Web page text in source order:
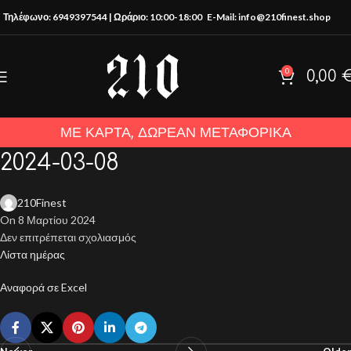
Τηλέφωνο: 6949397544 | Ωράριο: 10:00-18:00 E-Mail: info@210finest.shop
0 0,00
ΜΕ ΚΑΡΤΑ, ΔΩΡΕΑΝ ΜΕΤΑΦΟΡΙΚΑ
2024-03-08
210Finest
On 8 Μαρτίου 2024
Δεν επιτρέπεται σχολιασμός
Λίστα ημέρας
Αναφορά σε Excel